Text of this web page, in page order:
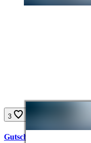
Gutschein für eine
3